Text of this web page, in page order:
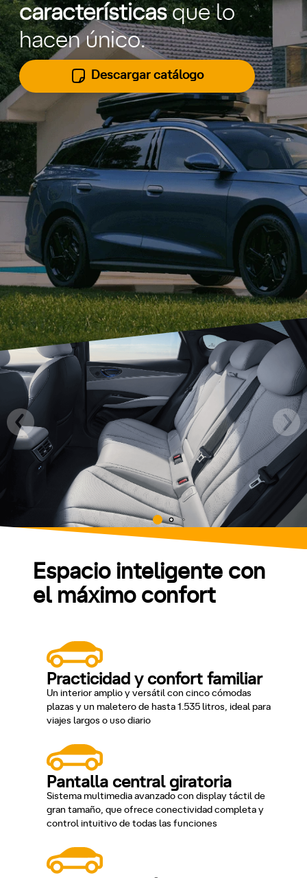
característicasque lo
hacen único.
Descargar catálogo
Espacio inteligente con
el máximo confort
Practicidad y confort familiar
Un interior amplio y versátil con cinco cómodas
plazas y un maletero de hasta 1.535 litros, ideal para
viajes largos o uso diario
Pantalla central giratoria
Sistema multimedia avanzado con display táctil de
gran tamaño, que ofrece conectividad completa y
control intuitivo de todas las funciones